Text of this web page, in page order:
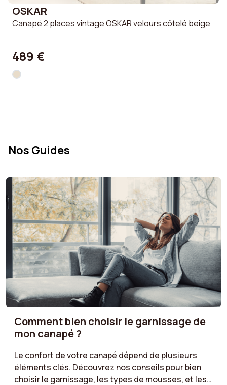
OSKAR
Canapé 2 places vintage OSKAR velours côtelé beige
489 €
Nos Guides
Comment bien choisir le garnissage de
mon canapé ?
Le confort de votre canapé dépend de plusieurs
éléments clés. Découvrez nos conseils pour bien
choisir le garnissage, les types de mousses, et les